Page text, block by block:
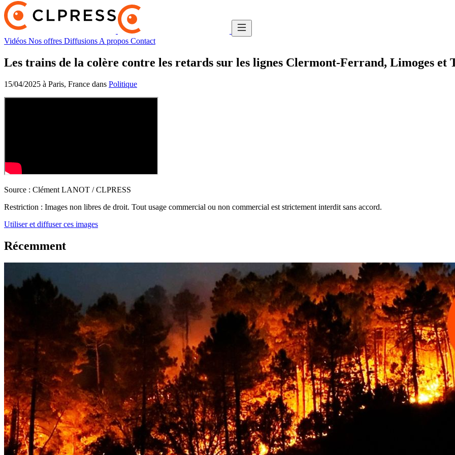
Vidéos Nos offres Diffusions A propos Contact
Les trains de la colère contre les retards sur les lignes Clermont-Ferrand, Limoges et
15/04/2025 à Paris, France dans Politique
Source : Clément LANOT / CLPRESS
Restriction : Images non libres de droit. Tout usage commercial ou non commercial est strictement interdit sans accord.
Utiliser et diffuser ces images
Récemment